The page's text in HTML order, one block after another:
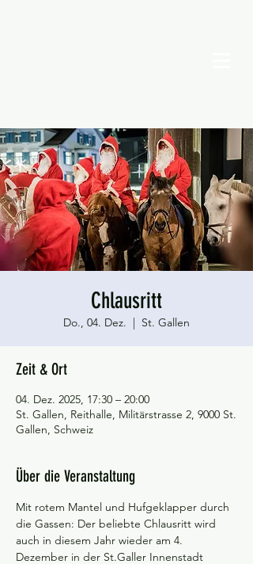
Chlausritt
Do., 04. Dez.
  |
St. Gallen
Zeit & Ort
04. Dez. 2025, 17:30 – 20:00
St. Gallen, Reithalle, Militärstrasse 2, 9000 St.
Gallen, Schweiz
Über die Veranstaltung
Mit rotem Mantel und Hufgeklapper durch
die Gassen: Der beliebte Chlausritt wird
auch in diesem Jahr wieder am 4.
Dezember in der St.Galler Innenstadt